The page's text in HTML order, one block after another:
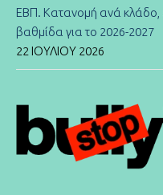
ΕΒΠ. Κατανομή ανά κλάδο,
βαθμίδα για το 2026-2027
22 ΙΟΥΛΊΟΥ 2026